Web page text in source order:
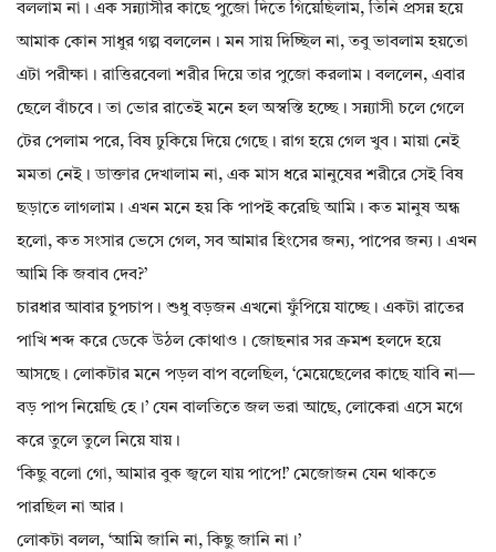
বললাম না। এক সন্ন্যাসীর কাছে পুজো দিতে গিয়েছিলাম, তিনি প্রসন্ন হয়ে
আমাক কোন সাধুর গল্প বললেন। মন সায় দিচ্ছিল না, তবু ভাবলাম হয়তো
এটা পরীক্ষা। রাত্তিরবেলা শরীর দিয়ে তার পুজো করলাম। বললেন, এবার
ছেলে বাঁচবে। তা ভোর রাতেই মনে হল অস্বস্তি হচ্ছে। সন্ন্যাসী চলে গেলে
টের পেলাম পরে, বিষ ঢুকিয়ে দিয়ে গেছে। রাগ হয়ে গেল খুব। মায়া নেই
মমতা নেই। ডাক্তার দেখালাম না, এক মাস ধরে মানুষের শরীরে সেই বিষ
ছড়াতে লাগলাম। এখন মনে হয় কি পাপই করেছি আমি। কত মানুষ অন্ধ
হলো, কত সংসার ভেসে গেল, সব আমার হিংসের জন্য, পাপের জন্য। এখন
আমি কি জবাব দেব?’
চারধার আবার চুপচাপ। শুধু বড়জন এখনো ফুঁপিয়ে যাচ্ছে। একটা রাতের
পাখি শব্দ করে ডেকে উঠল কোথাও। জোছনার সর ক্রমশ হলদে হয়ে
আসছে। লোকটার মনে পড়ল বাপ বলেছিল, ‘মেয়েছেলের কাছে যাবি না—
বড় পাপ নিয়েছি হে।’ যেন বালতিতে জল ভরা আছে, লোকেরা এসে মগে
করে তুলে তুলে নিয়ে যায়।
‘কিছু বলো গো, আমার বুক জ্বলে যায় পাপে!’ মেজোজন যেন থাকতে
পারছিল না আর।
লোকটা বলল, ‘আমি জানি না, কিছু জানি না।’